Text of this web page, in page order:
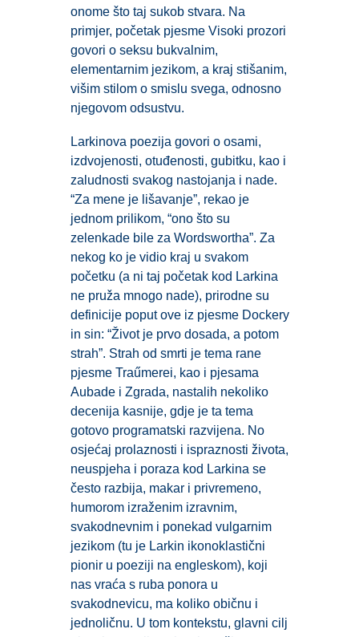
onome što taj sukob stvara. Na
primjer, početak pjesme Visoki prozori
govori o seksu bukvalnim,
elementarnim jezikom, a kraj stišanim,
višim stilom o smislu svega, odnosno
njegovom odsustvu.
Larkinova poezija govori o osami,
izdvojenosti, otuđenosti, gubitku, kao i
zaludnosti svakog nastojanja i nade.
“Za mene je lišavanje”, rekao je
jednom prilikom, “ono što su
zelenkade bile za Wordswortha”. Za
nekog ko je vidio kraj u svakom
početku (a ni taj početak kod Larkina
ne pruža mnogo nade), prirodne su
definicije poput ove iz pjesme Dockery
in sin: “Život je prvo dosada, a potom
strah”. Strah od smrti je tema rane
pjesme Traűmerei, kao i pjesama
Aubade i Zgrada, nastalih nekoliko
decenija kasnije, gdje je ta tema
gotovo programatski razvijena. No
osjećaj prolaznosti i ispraznosti života,
neuspjeha i poraza kod Larkina se
često razbija, makar i privremeno,
humorom izraženim izravnim,
svakodnevnim i ponekad vulgarnim
jezikom (tu je Larkin ikonoklastični
pionir u poeziji na engleskom), koji
nas vraća s ruba ponora u
svakodnevicu, ma koliko običnu i
jednoličnu. U tom kontekstu, glavni cilj